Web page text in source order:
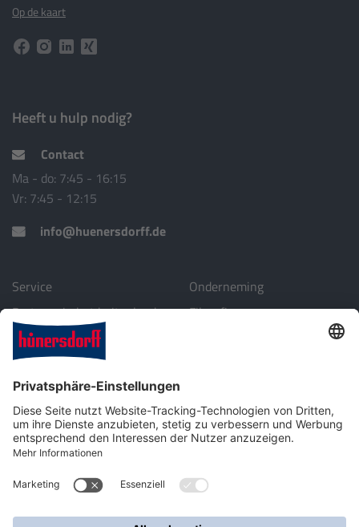
Op de kaart
Heeft u hulp nodig?
Contact
Ma - do: 7:45 - 16:15
Vr: 7:45 - 12:15
info@huenersdorff.de
Service
Partners in het buitenland
Download
Onderneming
Filosofie
Contact
Kunststoftechniek voor de industrie en voor toebehoren voor